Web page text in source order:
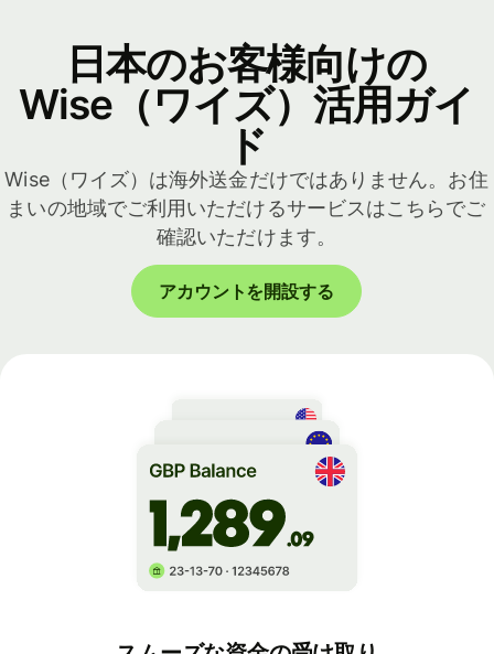
日本のお客様向けの
Wise（ワイズ）活用ガイ
ド
Wise（ワイズ）は海外送金だけではありません。お住
まいの地域でご利用いただけるサービスはこちらでご
確認いただけます。
アカウントを開設する